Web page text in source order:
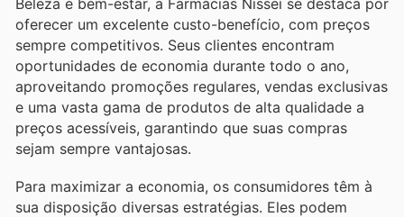
oferecer um excelente custo-benefício, com preços
sempre competitivos. Seus clientes encontram
oportunidades de economia durante todo o ano,
aproveitando promoções regulares, vendas exclusivas
e uma vasta gama de produtos de alta qualidade a
preços acessíveis, garantindo que suas compras
sejam sempre vantajosas.
Para maximizar a economia, os consumidores têm à
sua disposição diversas estratégias. Eles podem